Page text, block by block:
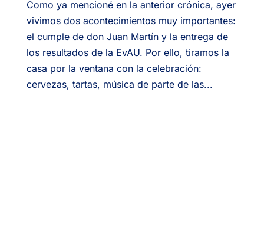
Como ya mencioné en la anterior crónica, ayer
vivimos dos acontecimientos muy importantes:
el cumple de don Juan Martín y la entrega de
los resultados de la EvAU. Por ello, tiramos la
casa por la ventana con la celebración:
cervezas, tartas, música de parte de las...